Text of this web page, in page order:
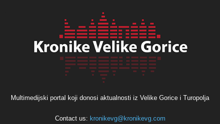
Multimedijski portal koji donosi aktualnosti iz Velike Gorice i Turopolja
Contact us: kronikevg@kronikevg.com